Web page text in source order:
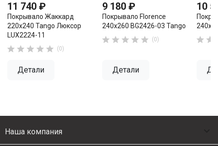
11 740 ₽
Покрывало Жаккард
220х240 Tango Люксор
LUX2224-11
     (0)
Детали
9 180 ₽
Покрывало Florence
240х260 BG2426-03 Tango
     (0)
Детали
10
 
Наша компания